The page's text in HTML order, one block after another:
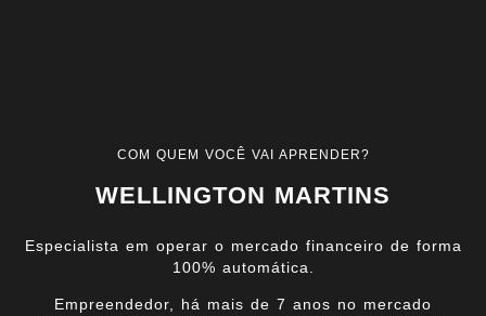
COM QUEM VOCÊ VAI APRENDER?
WELLINGTON MARTINS
Especialista em operar o mercado financeiro de forma
100% automática.
Empreendedor, há mais de 7 anos no mercado